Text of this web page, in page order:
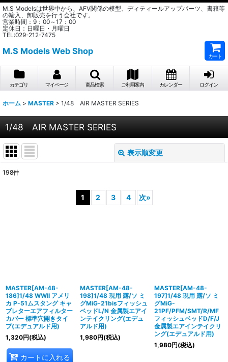
M.S Modelsは世界中から、AFV関係の模型、ディティールアップパーツ、書籍等
の輸入、卸販売を行う会社です。
営業時間：9：00～17：00
定休日：日曜日・月曜日
TEL:029-212-7475
M.S Models Web Shop
カート
カテゴリ マイページ 商品検索 ご利用案内 カレンダー ログイン
ホーム > MASTER > 1/48 AIR MASTER SERIES
1/48 AIR MASTER SERIES
表示順変更
198件
1 2 3 4 次»
MASTER[AM-48-
186]1/48 WWII アメリ
カ P-51ムスタング キャ
ブレターエアフィルター
カバー 標準穴開きタイ
プ(エデュアルド用)
1,320円(税込)
カートに入れる
MASTER[AM-48-
198]1/48 現用 露/ソ ミ
グMiG-21bisフィッシュ
ベッドL/N 金属製エアイ
ンテイクリング(エデュ
アルド用)
1,980円(税込)
MASTER[AM-48-
197]1/48 現用 露/ソ ミ
グMiG-
21PF/PFM/SMT/R/MF
フィッシュベッドD/F/J
金属製エアインテイクリ
ング(エデュアルド用)
1,980円(税込)